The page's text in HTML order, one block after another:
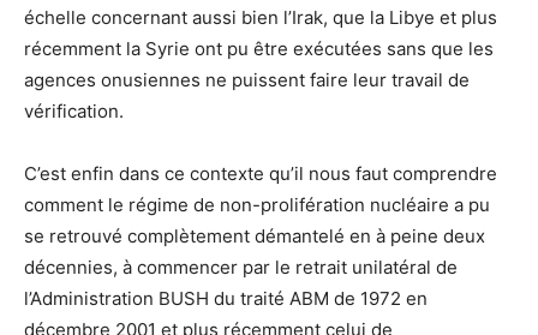
échelle concernant aussi bien l’Irak, que la Libye et plus
récemment la Syrie ont pu être exécutées sans que les
agences onusiennes ne puissent faire leur travail de
vérification.
C’est enfin dans ce contexte qu’il nous faut comprendre
comment le régime de non-prolifération nucléaire a pu
se retrouvé complètement démantelé en à peine deux
décennies, à commencer par le retrait unilatéral de
l’Administration BUSH du traité ABM de 1972 en
décembre 2001 et plus récemment celui de